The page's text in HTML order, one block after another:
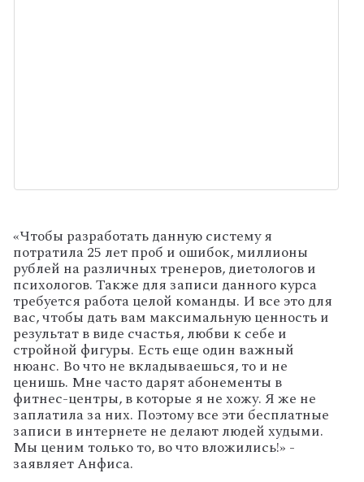
«Чтобы разработать данную систему я
потратила 25 лет проб и ошибок, миллионы
рублей на различных тренеров, диетологов и
психологов. Также для записи данного курса
требуется работа целой команды. И все это для
вас, чтобы дать вам максимальную ценность и
результат в виде счастья, любви к себе и
стройной фигуры. Есть еще один важный
нюанс. Во что не вкладываешься, то и не
ценишь. Мне часто дарят абонементы в
фитнес-центры, в которые я не хожу. Я же не
заплатила за них. Поэтому все эти бесплатные
записи в интернете не делают людей худыми.
Мы ценим только то, во что вложились!» -
заявляет Анфиса.